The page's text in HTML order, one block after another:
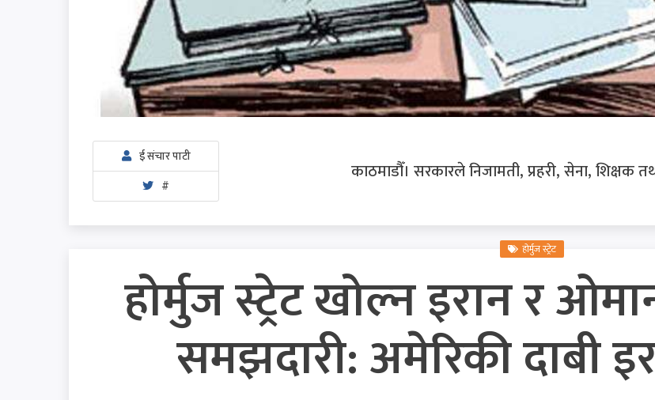
ई संचार पाटी
#
काठमाडौँ। सरकारले निजामती, प्रहरी, सेना, शिक्षक
होर्मुज स्ट्रेट
होर्मुज स्ट्रेट खोल्न इरान र
समझदारी: अमेरिकी दाबी